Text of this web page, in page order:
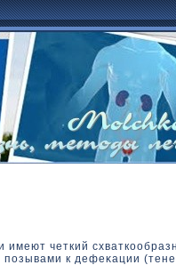
имеют четкий
к дефеκации